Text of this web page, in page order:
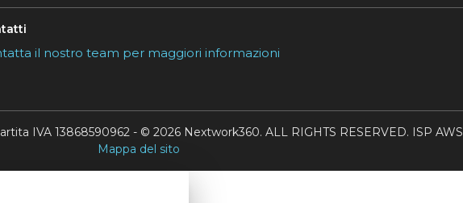
il nostro team per maggiori informazioni
IVA 13868590962 - © 2026 Nextwork360. ALL RIGHTS RESERVED. ISP AWS
Mappa del sito